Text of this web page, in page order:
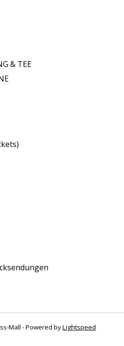
& TEE
Mall - Powered byLightspeed